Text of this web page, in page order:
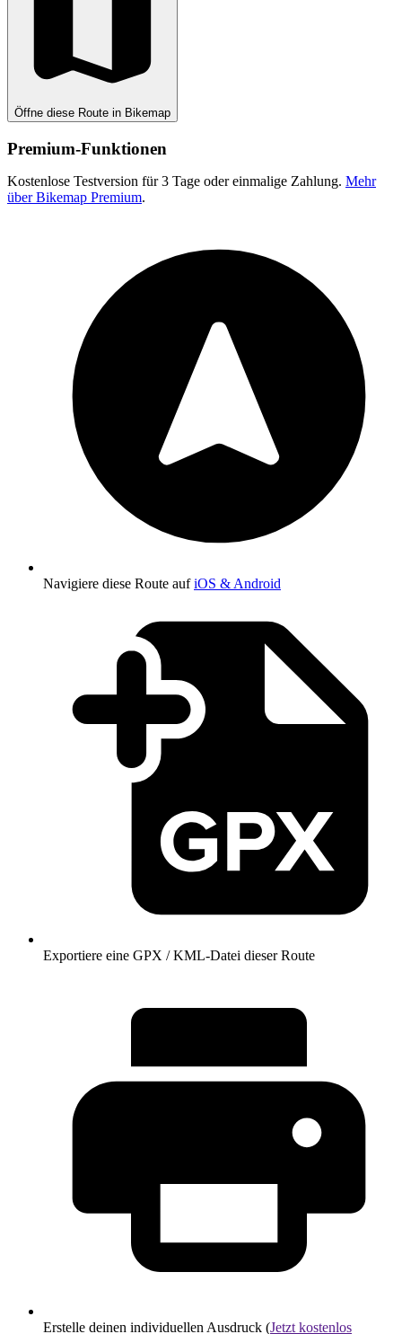
Öffne diese Route in Bikemap
Premium-Funktionen
Kostenlose Testversion für 3 Tage oder einmalige Zahlung. Mehr
über Bikemap Premium.
Navigiere diese Route aufiOS & Android
Exportiere eine GPX / KML-Datei dieser Route
Erstelle deinen individuellen Ausdruck (Jetzt kostenlos